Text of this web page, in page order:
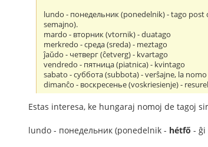
lundo - понедельник (ponedelnik) - tago
semajno).
mardo - вторник (vtornik) - duatago
merkredo - среда (sreda) - meztago
ĵaŭdo - четверг (ĉetverg) - kvartago
vendredo - пятница (piatnica) - kvintago
sabato - суббота (subbota) - verŝajne, la
dimanĉo - воскресенье (voskriesienje) -
Estas interesa, ke hungaraj nomoj de tagoj
lundo - понедельник (ponedelnik - hétfő - ĝi